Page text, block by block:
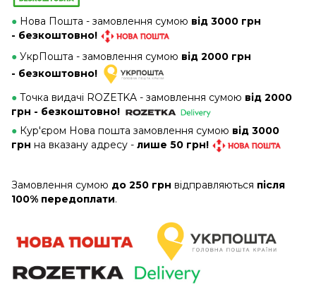
● Нова Пошта - замовлення сумою від 3000 грн
- безкоштовно!
● УкрПошта - замовлення сумою від 2000 грн
- безкоштовно!
● Точка видачі ROZETKA - замовлення сумою від 2000
грн - безкоштовно!
● Кур'єром Нова пошта замовлення сумою від 3000
грн на вказану адресу - лише 50 грн!
Замовлення сумою до 250 грн відправляються після
100% передоплати.